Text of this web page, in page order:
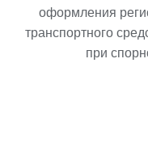
оформления
транспортного
при